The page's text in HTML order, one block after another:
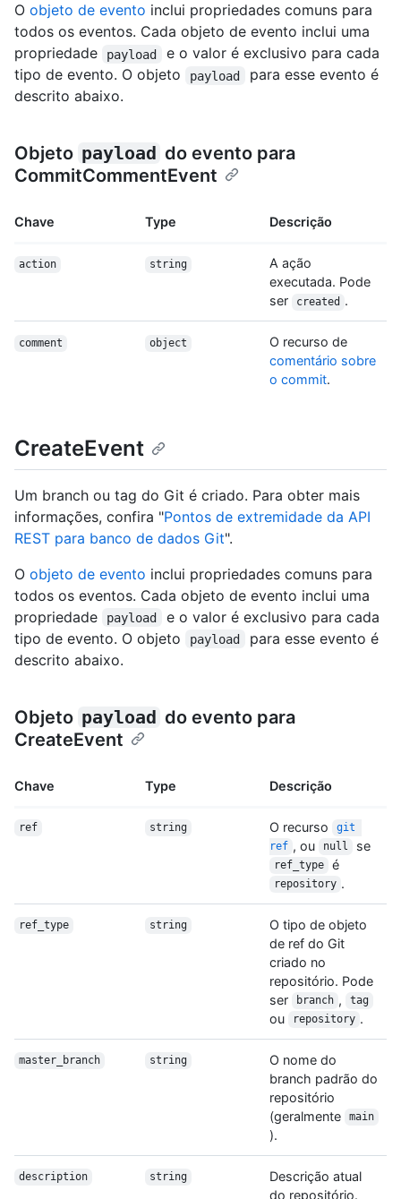
O objeto de evento inclui propriedades comuns para
todos os eventos. Cada objeto de evento inclui uma
propriedade
payload
e o valor é exclusivo para cada
tipo de evento. O objeto
payload
para esse evento é
descrito abaixo.
Objeto payload do evento para
CommitCommentEvent
Chave Type Descrição
action string
A ação
executada. Pode
ser
created .
comment object
O recurso de
comentário sobre
o commit.
CreateEvent
Um branch ou tag do Git é criado. Para obter mais
informações, confira "Pontos de extremidade da API
REST para banco de dados Git".
O objeto de evento inclui propriedades comuns para
todos os eventos. Cada objeto de evento inclui uma
propriedade
payload
e o valor é exclusivo para cada
tipo de evento. O objeto
payload
para esse evento é
descrito abaixo.
Objeto payload do evento para
CreateEvent
Chave Type Descrição
ref string O recurso
git
ref , ou null se
ref_type é
repository .
ref_type string
O tipo de objeto
de ref do Git
criado no
repositório. Pode
ser
branch , tag
ou repository .
master_branch string
O nome do
branch padrão do
repositório
(geralmente
main
).
description string
Descrição atual
do repositório.